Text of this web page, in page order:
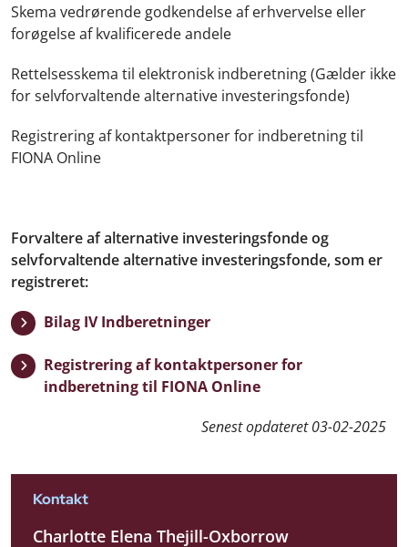
Skema vedrørende godkendelse af erhvervelse eller
forøgelse af kvalificerede andele
Rettelsesskema til elektronisk indberetning (Gælder ikke
for selvforvaltende alternative investeringsfonde)
Registrering af kontaktpersoner for indberetning til
FIONA Online
Forvaltere af alternative investeringsfonde og
selvforvaltende alternative investeringsfonde, som er
registreret:
Bilag IV Indberetninger
Registrering af kontaktpersoner for
indberetning til FIONA Online
Senest opdateret03-02-2025
Kontakt
Charlotte Elena Thejill-Oxborrow